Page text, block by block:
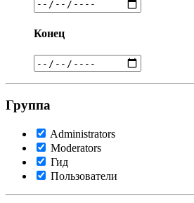
Конец
Группа
Administrators
Moderators
Гид
Пользователи